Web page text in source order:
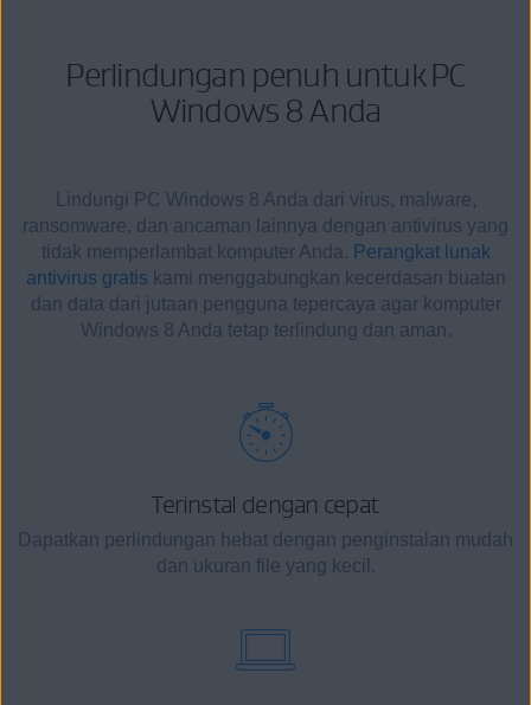
Perlindungan penuh untuk PC
Windows 8 Anda
Lindungi PC Windows 8 Anda dari virus, malware,
ransomware, dan ancaman lainnya dengan antivirus yang
tidak memperlambat komputer Anda. Perangkat lunak
antivirus gratis kami menggabungkan kecerdasan buatan
dan data dari jutaan pengguna tepercaya agar komputer
Windows 8 Anda tetap terlindung dan aman.
Terinstal dengan cepat
Dapatkan perlindungan hebat dengan penginstalan mudah
dan ukuran file yang kecil.